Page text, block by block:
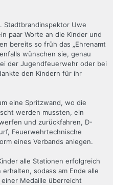
Stadtbrandinspektor Uwe
paar Worte an die Kinder und
bereits so früh das „Ehrenamt
wünschen sie, genau
der Jugendfeuerwehr oder bei
den Kindern für ihr
eine Spritzwand, wo die
werden mussten, ein
und zurückfahren, D-
Feuerwehrtechnische
eines Verbands anlegen.
alle Stationen erfolgreich
sodass am Ende alle
einer Medaille überreicht